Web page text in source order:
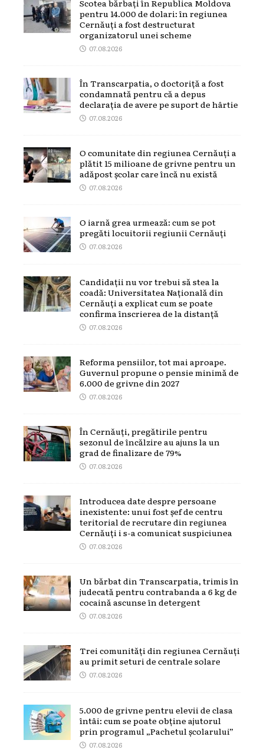
Scotea bărbați în Republica Moldova
pentru 14.000 de dolari: în regiunea
Cernăuți a fost destructurat
organizatorul unei scheme
07.08.2026
În Transcarpatia, o doctoriță a fost
condamnată pentru că a depus
declarația de avere pe suport de hârtie
07.08.2026
O comunitate din regiunea Cernăuți a
plătit 15 milioane de grivne pentru un
adăpost școlar care încă nu există
07.08.2026
O iarnă grea urmează: cum se pot
pregăti locuitorii regiunii Cernăuți
07.08.2026
Candidații nu vor trebui să stea la
coadă: Universitatea Națională din
Cernăuți a explicat cum se poate
confirma înscrierea de la distanță
07.08.2026
Reforma pensiilor, tot mai aproape.
Guvernul propune o pensie minimă de
6.000 de grivne din 2027
07.08.2026
În Cernăuți, pregătirile pentru
sezonul de încălzire au ajuns la un
grad de finalizare de 79%
07.08.2026
Introducea date despre persoane
inexistente: unui fost șef de centru
teritorial de recrutare din regiunea
Cernăuți i s-a comunicat suspiciunea
07.08.2026
Un bărbat din Transcarpatia, trimis în
judecată pentru contrabanda a 6 kg de
cocaină ascunse în detergent
07.08.2026
Trei comunități din regiunea Cernăuți
au primit seturi de centrale solare
07.08.2026
5.000 de grivne pentru elevii de clasa
întâi: cum se poate obține ajutorul
prin programul „Pachetul școlarului”
07.08.2026